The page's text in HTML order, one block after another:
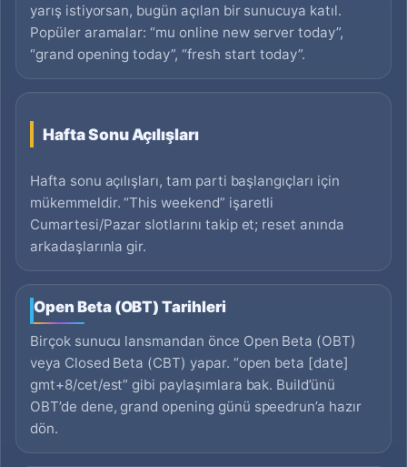
yarış istiyorsan, bugün açılan bir sunucuya katıl.
Popüler aramalar: “mu online new server today”,
“grand opening today”, “fresh start today”.
Hafta Sonu Açılışları
Hafta sonu açılışları, tam parti başlangıçları için
mükemmeldir. “This weekend” işaretli
Cumartesi/Pazar slotlarını takip et; reset anında
arkadaşlarınla gir.
Open Beta (OBT) Tarihleri
Birçok sunucu lansmandan önce Open Beta (OBT)
veya Closed Beta (CBT) yapar. “open beta [date]
gmt+8/cet/est” gibi paylaşımlara bak. Build’ünü
OBT’de dene, grand opening günü speedrun’a hazır
dön.